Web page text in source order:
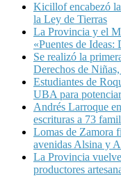
Kicillof encabezó
la Ley de Tierras
La Provincia y el
«Puentes de
Se realizó la
Derechos de
Estudiantes de
UBA para
Andrés Larroque
escrituras a 73
Lomas de Zamora
avenidas Alsina y
La Provincia
productores